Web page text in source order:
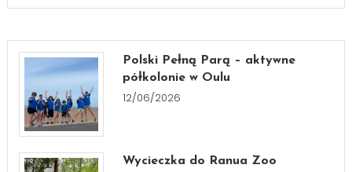
Polski Pełną Parą – aktywne
półkolonie w Oulu
12/06/2026
Wycieczka do Ranua Zoo